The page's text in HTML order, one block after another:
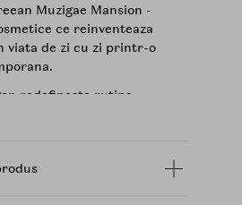
Muzigae Mansion -
ce reinventeaza
viata de zi cu zi printr-o
redefineste rutina
fine, un design